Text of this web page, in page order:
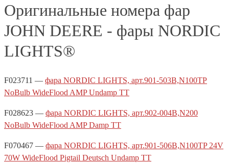
Оригинальные номера фар
JOHN DEERE - фары NORDIC
LIGHTS®
F023711 — фара NORDIC LIGHTS, арт.901-503B,N100TP
NoBulb WideFlood AMP Undamp TT
F028623 — фара NORDIC LIGHTS, арт.902-004B,N200
NoBulb WideFlood AMP Damp TT
F070467 — фара NORDIC LIGHTS, арт.901-506B,N100TP 24V
70W WideFlood Pigtail Deutsch Undamp TT